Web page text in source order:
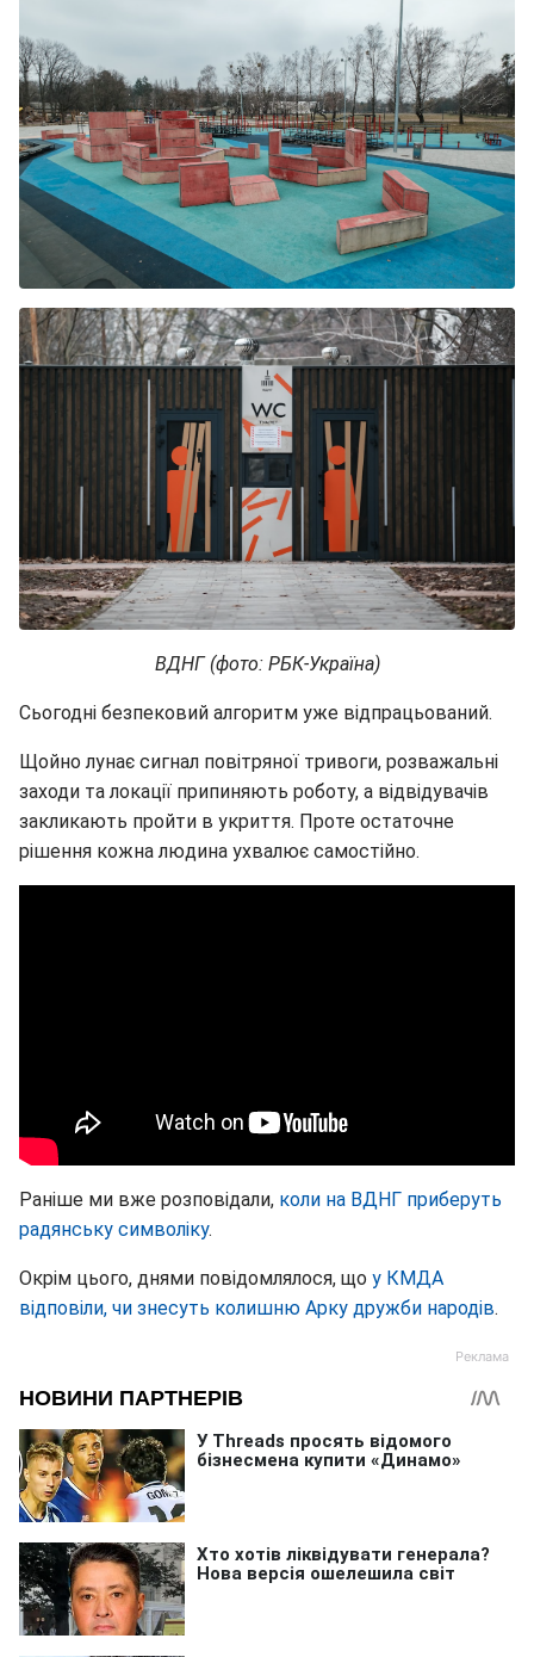
ВДНГ (фото: РБК-Україна)
Сьогодні безпековий алгоритм уже відпрацьований.
Щойно лунає сигнал повітряної тривоги, розважальні
заходи та локації припиняють роботу, а відвідувачів
закликають пройти в укриття. Проте остаточне
рішення кожна людина ухвалює самостійно.
Раніше ми вже розповідали, коли на ВДНГ приберуть
радянську символіку.
Окрім цього, днями повідомлялося, що у КМДА
відповіли, чи знесуть колишню Арку дружби народів.